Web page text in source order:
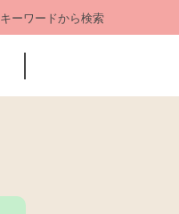
キーワードから検索